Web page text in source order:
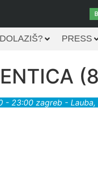
DOLAZIŠ? PRESS
- 23:00 zagreb - Lauba,